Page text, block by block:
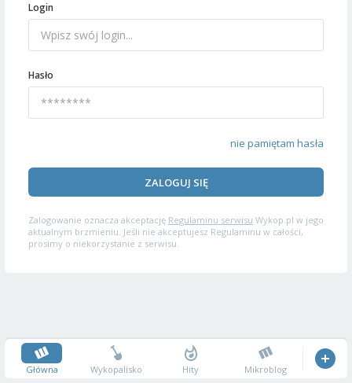
Login
Hasło
nie pamiętam hasła
ZALOGUJ SIĘ
Zalogowanie oznacza akceptację Regulaminu serwisu Wykop.pl w jego
aktualnym brzmieniu. Jeśli nie akceptujesz Regulaminu w całości,
prosimy o niekorzystanie z serwisu.
Główna Wykopalisko Hity Mikroblog